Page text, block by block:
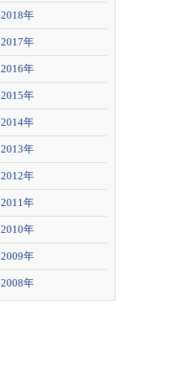
2018年
2017年
2016年
2015年
2014年
2013年
2012年
2011年
2010年
2009年
2008年